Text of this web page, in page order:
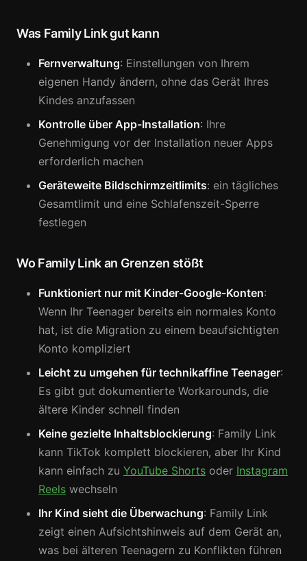
Was Family Link gut kann
Fernverwaltung: Einstellungen von Ihrem
eigenen Handy ändern, ohne das Gerät Ihres
Kindes anzufassen
Kontrolle über App-Installation: Ihre
Genehmigung vor der Installation neuer Apps
erforderlich machen
Geräteweite Bildschirmzeitlimits: ein tägliches
Gesamtlimit und eine Schlafenszeit-Sperre
festlegen
Wo Family Link an Grenzen stößt
Funktioniert nur mit Kinder-Google-Konten:
Wenn Ihr Teenager bereits ein normales Konto
hat, ist die Migration zu einem beaufsichtigten
Konto kompliziert
Leicht zu umgehen für technikaffine Teenager:
Es gibt gut dokumentierte Workarounds, die
ältere Kinder schnell finden
Keine gezielte Inhaltsblockierung: Family Link
kann TikTok komplett blockieren, aber Ihr Kind
kann einfach zu YouTube Shorts oder Instagram
Reels wechseln
Ihr Kind sieht die Überwachung: Family Link
zeigt einen Aufsichtshinweis auf dem Gerät an,
was bei älteren Teenagern zu Konflikten führen